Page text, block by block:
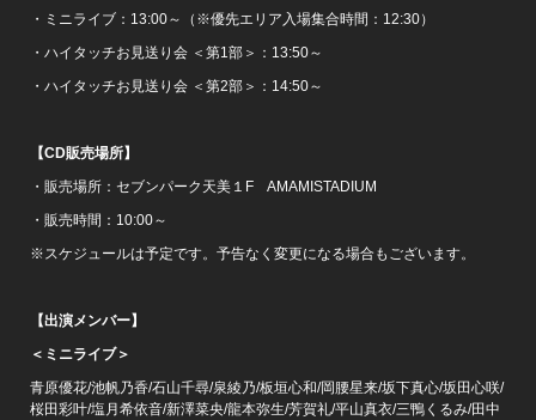
・ミニライブ：13:00～（※優先エリア入場集合時間：12:30）
・ハイタッチお見送り会 ＜第1部＞：13:50～
・ハイタッチお見送り会 ＜第2部＞：14:50～
【CD販売場所】
・販売場所：セブンパーク天美１F AMAMISTADIUM
・販売時間：10:00～
※スケジュールは予定です。予告なく変更になる場合もございます。
【出演メンバー】
＜ミニライブ＞
青原優花/池帆乃香/石山千尋/泉綾乃/板垣心和/岡腰星来/坂下真心/坂田心咲/
桜田彩叶/塩月希依音/新澤菜央/龍本弥生/芳賀礼/平山真衣/三鴨くるみ/田中